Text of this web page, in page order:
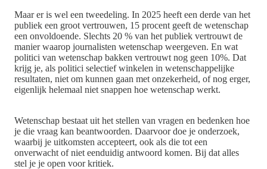
Maar er is wel een tweedeling. In 2025 heeft een derde van het
publiek een groot vertrouwen, 15 procent geeft de wetenschap
een onvoldoende. Slechts 20 % van het publiek vertrouwt de
manier waarop journalisten wetenschap weergeven. En wat
politici van wetenschap bakken vertrouwt nog geen 10%. Dat
krijg je, als politici selectief winkelen in wetenschappelijke
resultaten, niet om kunnen gaan met onzekerheid, of nog erger,
eigenlijk helemaal niet snappen hoe wetenschap werkt.
Wetenschap bestaat uit het stellen van vragen en bedenken hoe
je die vraag kan beantwoorden. Daarvoor doe je onderzoek,
waarbij je uitkomsten accepteert, ook als die tot een
onverwacht of niet eenduidig antwoord komen. Bij dat alles
stel je je open voor kritiek.